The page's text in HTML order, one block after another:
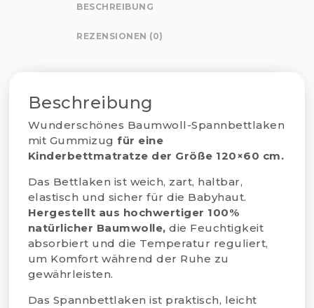
BESCHREIBUNG
REZENSIONEN (0)
Beschreibung
Wunderschönes Baumwoll-Spannbettlaken
mit Gummizugfür eine
Kinderbettmatratze der Größe 120×60 cm.
Das Bettlaken ist weich, zart, haltbar,
elastisch und sicher für die Babyhaut.
Hergestellt aus hochwertiger 100%
natürlicher Baumwolle, die Feuchtigkeit
absorbiert und die Temperatur reguliert,
um Komfort während der Ruhe zu
gewährleisten.
Das Spannbettlaken ist praktisch, leicht